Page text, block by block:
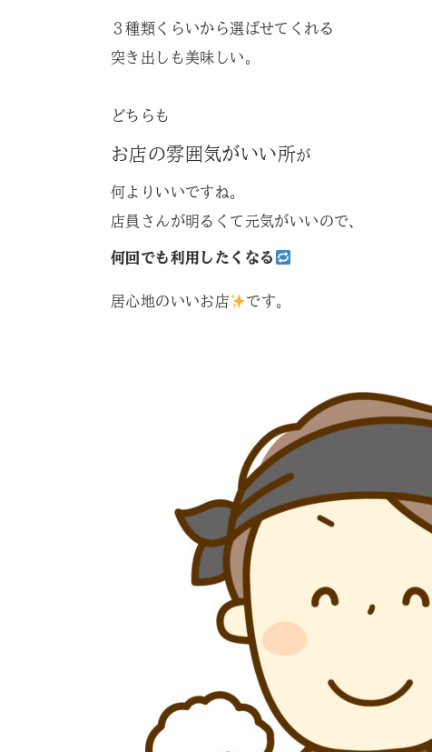
３種類くらいから選ばせてくれる
突き出しも美味しい。
どちらも
お店の雰囲気がいい所が
何よりいいですね。
店員さんが明るくて元気がいいので、
何回でも利用したくなる
居心地のいいお店 です。